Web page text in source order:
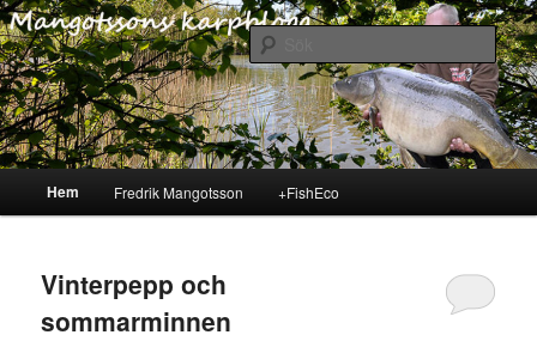
Hoppa
till
primärt
innehåll
Hoppa
till
sekundärt
innehåll
Mangotssons Karpblogg
En till +FishEcos bloggar
webbplats – Fredrik
Mangotsson bloggar om sitt
karpfiske och tar dig med på
sina fiskepass
Sök
Huvudmeny
Hem Fredrik Mangotsson +FishEco
Vinterpepp och
sommarminnen